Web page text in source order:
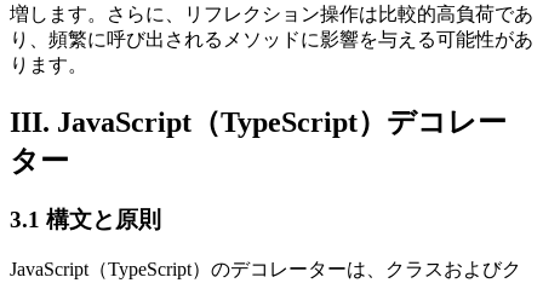
増します。さらに、リフレクション操作は比較的高負荷であ
り、頻繁に呼び出されるメソッドに影響を与える可能性があ
ります。
III. JavaScript（TypeScript）デコレー
ター
3.1 構文と原則
JavaScript（TypeScript）のデコレーターは、クラスおよびク